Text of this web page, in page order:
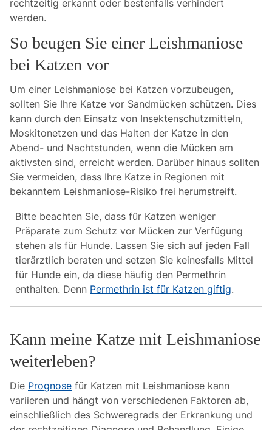
rechtzeitig erkannt oder bestenfalls verhindert
werden.
So beugen Sie einer Leishmaniose
bei Katzen vor
Um einer Leishmaniose bei Katzen vorzubeugen,
sollten Sie Ihre Katze vor Sandmücken schützen. Dies
kann durch den Einsatz von Insektenschutzmitteln,
Moskitonetzen und das Halten der Katze in den
Abend- und Nachtstunden, wenn die Mücken am
aktivsten sind, erreicht werden. Darüber hinaus sollten
Sie vermeiden, dass Ihre Katze in Regionen mit
bekanntem Leishmaniose-Risiko frei herumstreift.
Bitte beachten Sie, dass für Katzen weniger
Präparate zum Schutz vor Mücken zur Verfügung
stehen als für Hunde. Lassen Sie sich auf jeden Fall
tierärztlich beraten und setzen Sie keinesfalls Mittel
für Hunde ein, da diese häufig den Permethrin
enthalten. Denn Permethrin ist für Katzen giftig.
Kann meine Katze mit Leishmaniose
weiterleben?
Die Prognose für Katzen mit Leishmaniose kann
variieren und hängt von verschiedenen Faktoren ab,
einschließlich des Schweregrads der Erkrankung und